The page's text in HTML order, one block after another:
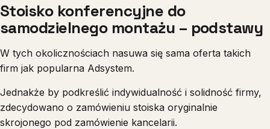
Stoisko konferencyjne do
samodzielnego montażu – podstawy
W tych okolicznościach nasuwa się sama oferta takich
firm jak popularna Adsystem.
Jednakże by podkreślić indywidualność i solidność firmy,
zdecydowano o zamówieniu stoiska oryginalnie
skrojonego pod zamówienie kancelarii.